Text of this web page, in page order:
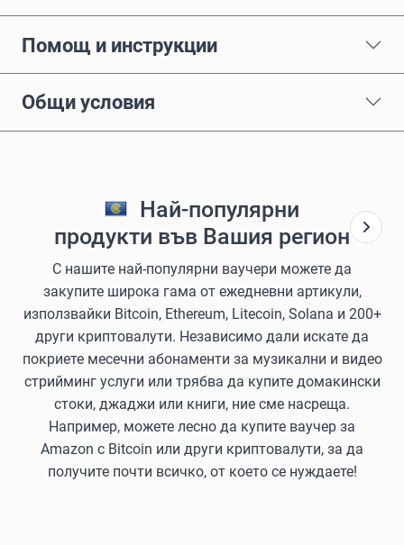
Помощ и инструкции
Общи условия
Най-популярни
продукти във Вашия регион
С нашите най-популярни ваучери можете да
закупите широка гама от ежедневни артикули,
използвайки Bitcoin, Ethereum, Litecoin, Solana и 200+
други криптовалути. Независимо дали искате да
покриете месечни абонаменти за музикални и видео
стрийминг услуги или трябва да купите домакински
стоки, джаджи или книги, ние сме насреща.
Например, можете лесно да купите ваучер за
Amazon с Bitcoin или други криптовалути, за да
получите почти всичко, от което се нуждаете!